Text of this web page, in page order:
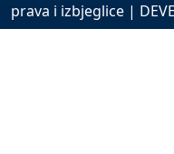
prava i izbjeglice |